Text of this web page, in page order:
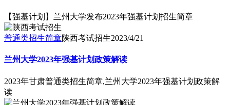
【强基计划】兰州大学发布2023年强基计划招生简章
普通类招生简章陕西考试招生2023/4/21
兰州大学2023年强基计划政策解读
2023年甘肃普通类招生简章,兰州大学2023年强基计划政策解
读